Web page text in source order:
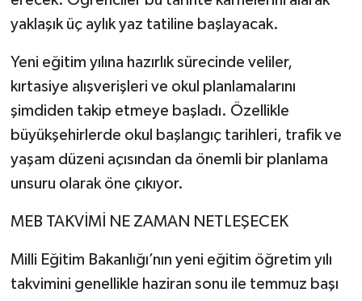
yaklaşık üç aylık yaz tatiline başlayacak.
Yeni eğitim yılına hazırlık sürecinde veliler,
kırtasiye alışverişleri ve okul planlamalarını
şimdiden takip etmeye başladı. Özellikle
büyükşehirlerde okul başlangıç tarihleri, trafik ve
yaşam düzeni açısından da önemli bir planlama
unsuru olarak öne çıkıyor.
MEB TAKVİMİ NE ZAMAN NETLEŞECEK
Milli Eğitim Bakanlığı’nın yeni eğitim öğretim yılı
takvimini genellikle haziran sonu ile temmuz başı